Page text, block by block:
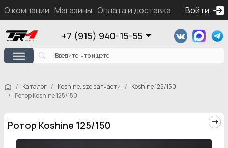
О компании Магазины Оплата и доставка Контакты
Войти
+7 (915) 940-15-55
Каталог Koshine, szc запчасти
Koshine 125/150
Ротор Koshine 125/150
Ротор Koshine 125/150